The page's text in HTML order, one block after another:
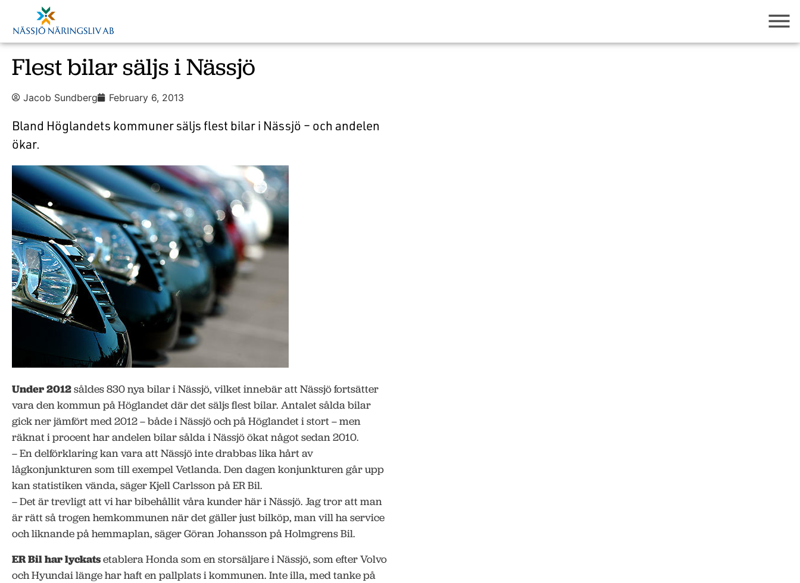
Flest bilar säljs i Nässjö
Jacob Sundberg February 6, 2013
Bland Höglandets kommuner säljs flest bilar i Nässjö – och andelen
ökar.
Under 2012såldes 830 nya bilar i Nässjö, vilket innebär att Nässjö fortsätter
vara den kommun på Höglandet där det säljs flest bilar. Antalet sålda bilar
gick ner jämfört med 2012 – både i Nässjö och på Höglandet i stort – men
räknat i procent har andelen bilar sålda i Nässjö ökat något sedan 2010.
– En delförklaring kan vara att Nässjö inte drabbas lika hårt av
lågkonjunkturen som till exempel Vetlanda. Den dagen konjunkturen går upp
kan statistiken vända, säger Kjell Carlsson på ER Bil.
– Det är trevligt att vi har bibehållit våra kunder här i Nässjö. Jag tror att man
är rätt så trogen hemkommunen när det gäller just bilköp, man vill ha service
och liknande på hemmaplan, säger Göran Johansson på Holmgrens Bil.
ER Bil har lyckatsetablera Honda som en storsäljare i Nässjö, som efter Volvo
och Hyundai länge har haft en pallplats i kommunen. Inte illa, med tanke på